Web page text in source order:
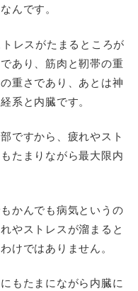
んです。
レスがたまるところが
あり、筋肉と靭帯の重
重さであり、あとは神
系と内臓です。
ですから、疲れやスト
たまりながら最大限内
かんでも病気というの
やストレスが溜まると
けではありません。
もたまにながら内臓に